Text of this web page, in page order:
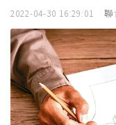
2022-04-30 16:29:01